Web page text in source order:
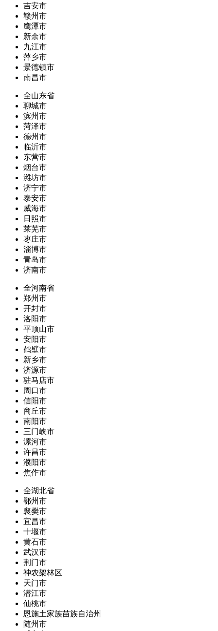
吉安市
赣州市
鹰潭市
新余市
九江市
萍乡市
景德镇市
南昌市
全山东省
聊城市
滨州市
菏泽市
德州市
临沂市
东营市
烟台市
潍坊市
济宁市
泰安市
威海市
日照市
莱芜市
枣庄市
淄博市
青岛市
济南市
全河南省
郑州市
开封市
洛阳市
平顶山市
安阳市
鹤壁市
新乡市
济源市
驻马店市
周口市
信阳市
商丘市
南阳市
三门峡市
漯河市
许昌市
濮阳市
焦作市
全湖北省
鄂州市
襄樊市
宜昌市
十堰市
黄石市
武汉市
荆门市
神农架林区
天门市
潜江市
仙桃市
恩施土家族苗族自治州
随州市